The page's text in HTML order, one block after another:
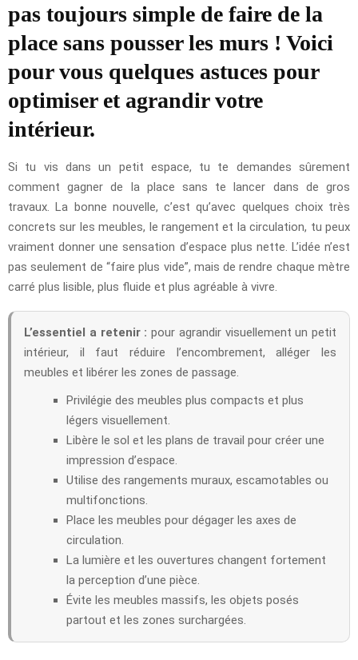
pas toujours simple de faire de la
place sans pousser les murs ! Voici
pour vous quelques astuces pour
optimiser et agrandir votre
intérieur.
Si tu vis dans un petit espace, tu te demandes sûrement
comment gagner de la place sans te lancer dans de gros
travaux. La bonne nouvelle, c’est qu’avec quelques choix très
concrets sur les meubles, le rangement et la circulation, tu peux
vraiment donner une sensation d’espace plus nette. L’idée n’est
pas seulement de “faire plus vide”, mais de rendre chaque mètre
carré plus lisible, plus fluide et plus agréable à vivre.
L’essentiel a retenir : pour agrandir visuellement un petit
intérieur, il faut réduire l’encombrement, alléger les
meubles et libérer les zones de passage.
Privilégie des meubles plus compacts et plus
légers visuellement.
Libère le sol et les plans de travail pour créer une
impression d’espace.
Utilise des rangements muraux, escamotables ou
multifonctions.
Place les meubles pour dégager les axes de
circulation.
La lumière et les ouvertures changent fortement
la perception d’une pièce.
Évite les meubles massifs, les objets posés
partout et les zones surchargées.